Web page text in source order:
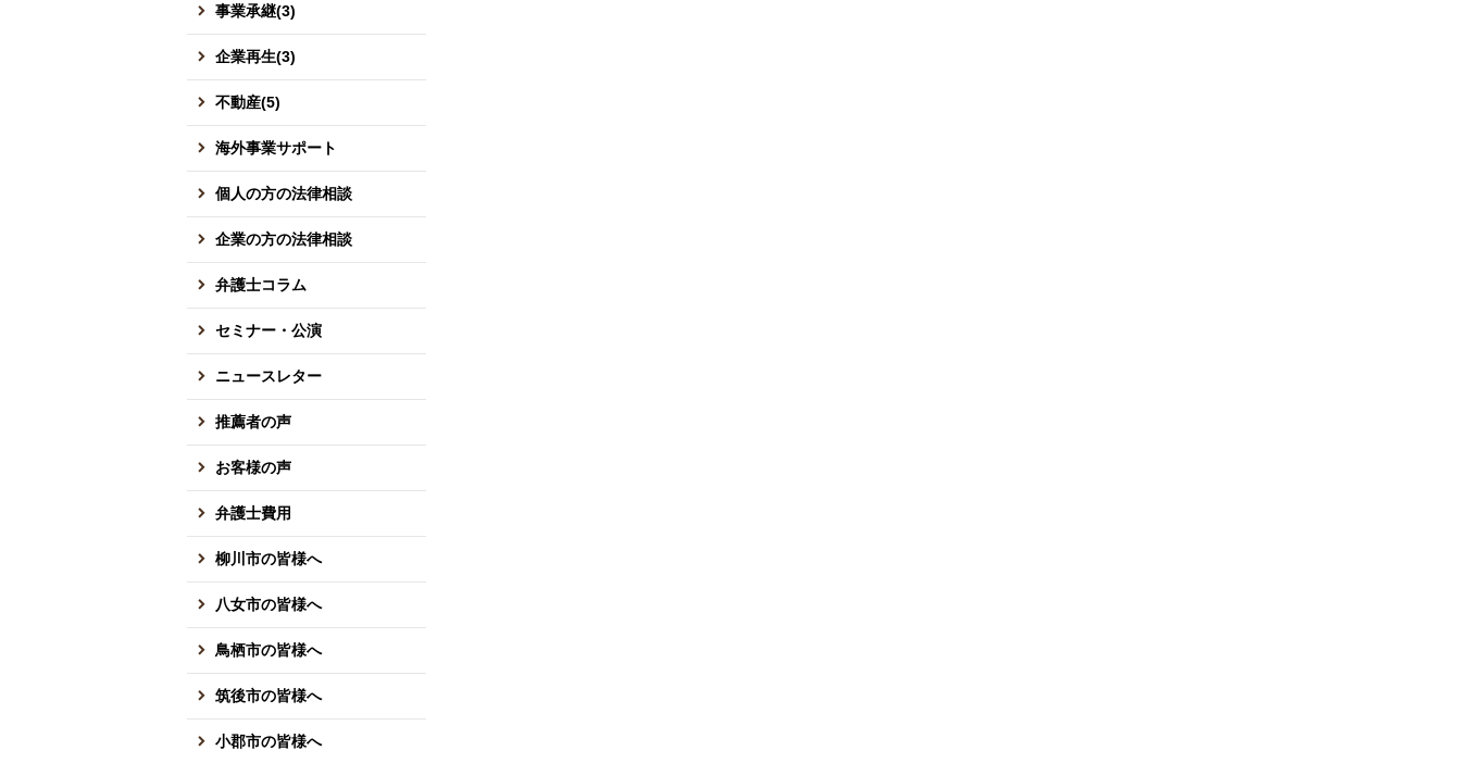
事業承継(3)
企業再生(3)
不動産(5)
海外事業サポート
個人の方の法律相談
企業の方の法律相談
弁護士コラム
セミナー・公演
ニュースレター
推薦者の声
お客様の声
弁護士費用
柳川市の皆様へ
八女市の皆様へ
鳥栖市の皆様へ
筑後市の皆様へ
小郡市の皆様へ